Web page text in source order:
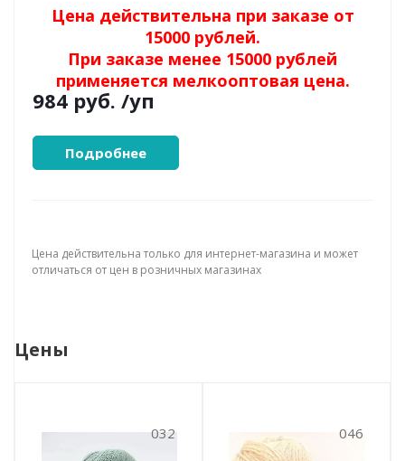
Цена действительна при заказе от
15000 рублей.
При заказе менее 15000 рублей
применяется мелкооптовая цена.
984 руб. /уп
Подробнее
Цена действительна только для интернет-магазина и может
отличаться от цен в розничных магазинах
Цены
032 046